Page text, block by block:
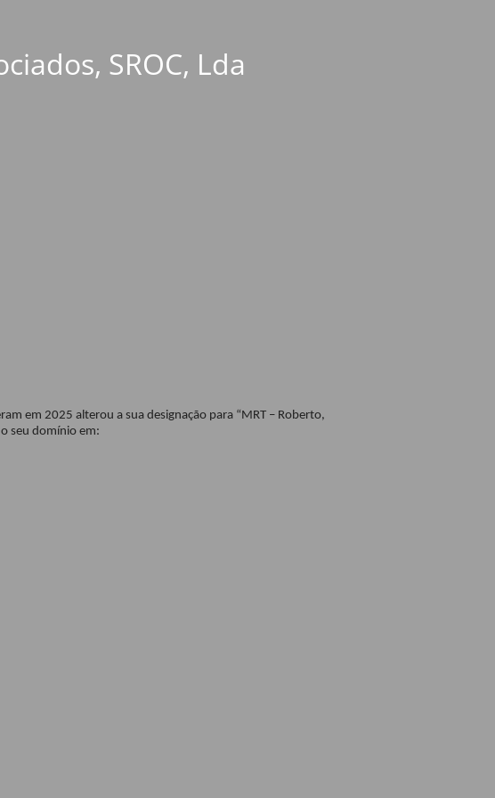
SROC, Lda
em 2025 alterou a sua designação para “MRT – Roberto,
seu domínio em: